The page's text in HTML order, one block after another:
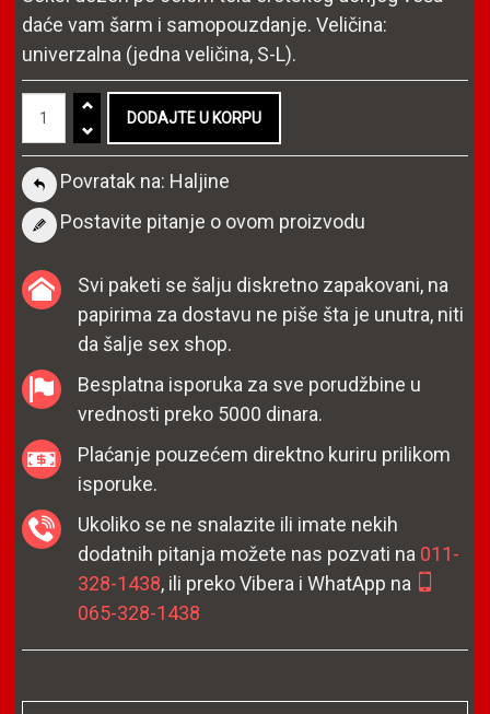
daće vam šarm i samopouzdanje. Veličina:
univerzalna (jedna veličina, S-L).
Povratak na: Haljine
Postavite pitanje o ovom proizvodu
Svi paketi se šalju diskretno zapakovani, na
papirima za dostavu ne piše šta je unutra, niti
da šalje sex shop.
Besplatna isporuka za sve porudžbine u
vrednosti preko 5000 dinara.
Plaćanje pouzećem direktno kuriru prilikom
isporuke.
Ukoliko se ne snalazite ili imate nekih
dodatnih pitanja možete nas pozvati na 011-
328-1438, ili preko Vibera i WhatApp na
065-328-1438